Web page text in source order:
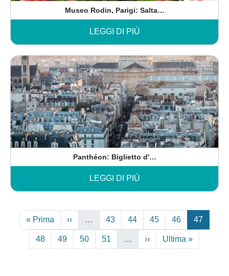
Museo Rodin, Parigi: Salta…
LEGGI DI PIÙ
Panthéon: Biglietto d'…
LEGGI DI PIÙ
Paginazione
Prima pagina
« Prima Pagina precedente
‹‹ … Pagina
43 Pagina
44 Pagina
45 Pagina
46 Pagina
47
Pagina
48 Pagina
49 Pagina
50 Pagina
51 … Pagina successiva
›› Ultima pagina
Ultima »